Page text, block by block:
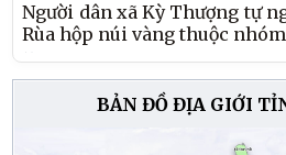
Người dân xã Kỳ Thượng tự
Rùa hộp núi vàng thuộc
05/08/2026
Kỳ Thượng tổ chức hội
BẢN ĐỒ ĐỊA GIỚI